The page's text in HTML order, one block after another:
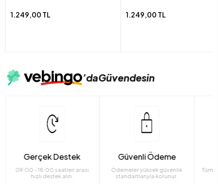
1.249,00 TL 1.249,00 TL
’daGüvendesin
Gerçek Destek
09:00 - 18:00 saatleri arası
hızlı destek alın.
Güvenli Ödeme
Ödemeler yüksek güvenlik
standartlarıyla korunur.
Tüm